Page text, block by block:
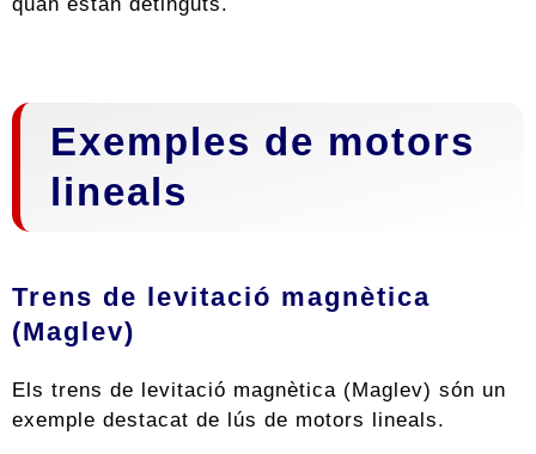
Exemples de motors
lineals
Trens de levitació magnètica
(Maglev)
Els trens de levitació magnètica (Maglev) són un
exemple destacat de lús de motors lineals.